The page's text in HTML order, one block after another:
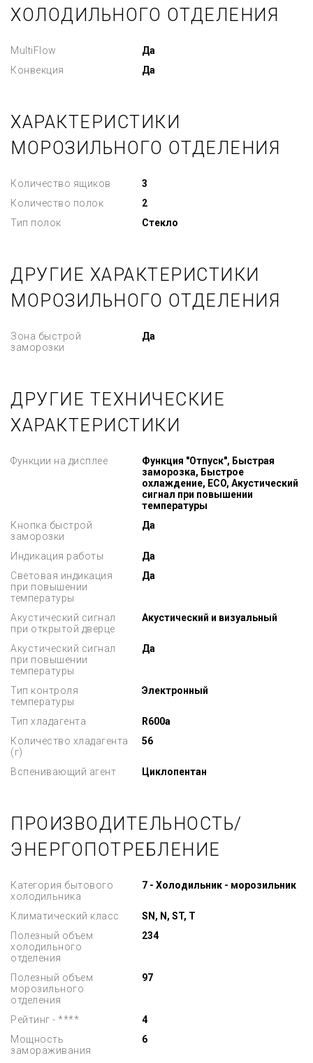
ХОЛОДИЛЬНОГО ОТДЕЛЕНИЯ
MultiFlow
Да
Конвекция
Да
ХАРАКТЕРИСТИКИ
МОРОЗИЛЬНОГО ОТДЕЛЕНИЯ
Количество ящиков
3
Количество полок
2
Тип полок
Стекло
ДРУГИЕ ХАРАКТЕРИСТИКИ
МОРОЗИЛЬНОГО ОТДЕЛЕНИЯ
Зона быстрой
заморозки
Да
ДРУГИЕ ТЕХНИЧЕСКИЕ
ХАРАКТЕРИСТИКИ
Функции на дисплее
Функция "Отпуск", Быстрая
заморозка, Быстрое
охлаждение, ECO, Акустический
сигнал при повышении
температуры
Кнопка быстрой
заморозки
Да
Индикация работы
Да
Световая индикация
при повышении
температуры
Да
Акустический сигнал
при открытой дверце
Акустический и визуальный
Акустический сигнал
при повышении
температуры
Да
Тип контроля
температуры
Электронный
Тип хладагента
R600a
Количество хладагента
(г)
56
Вспенивающий агент Циклопентан
ПРОИЗВОДИТЕЛЬНОСТЬ/
ЭНЕРГОПОТРЕБЛЕНИЕ
Категория бытового
холодильника
7 - Холодильник - морозильник
Климатический класс
SN, N, ST, T
Полезный объем
холодильного
отделения
234
Полезный объем
морозильного
отделения
97
Рейтинг - ****
4
Мощность
замораживания
6